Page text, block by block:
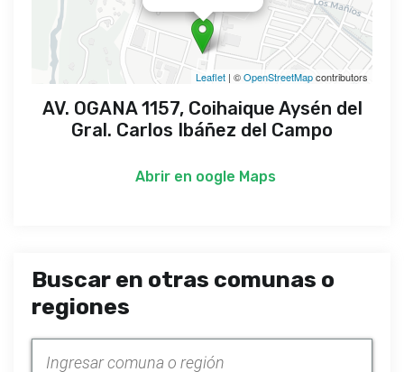
Leaflet | ©OpenStreetMapcontributors
AV. OGANA 1157, Coihaique Aysén del
Gral. Carlos Ibáñez del Campo
Abrir en oogle Maps
Buscar en otras comunas o
regiones